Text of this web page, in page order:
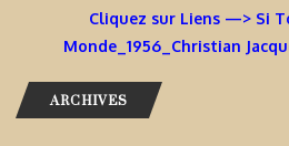
Cliquez sur Liens —> Si
Monde_1956_Christian
ARCHIVES